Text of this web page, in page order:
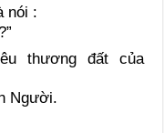
nói :
thương đất của
Người.